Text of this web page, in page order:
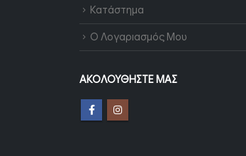
Κατάστημα
Ο Λογαριασμός Μου
ΑΚΟΛΟΥΘΉΣΤΕ ΜΑΣ